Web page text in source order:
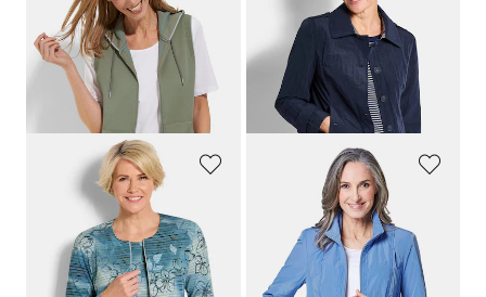
BARBARA LEBEK
39,97 €79,95 €
30-Tage-Bestpreis**: 51,97 €
Trench-Jacke in Crash-Optik
99,95 €169,95 €
30-Tage-Bestpreis**: 149,95 €
(-33%)
GOLDNER
59,95 €99,95 €
30-Tage-Bestpreis**: 79,95 € (-25%)
Modische Übergangsjacke
139,95 €
+ 1
30-Tage-Bestpreis**: 139,95 €